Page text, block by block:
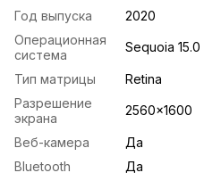
Год выпуска
2020
Операционная
система
Sequoia 15.0
Тип матрицы
Retina
Разрешение
экрана
2560x1600
Веб-камера
Да
Bluetooth
Да